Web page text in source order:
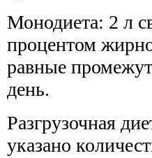
Монодиета: 2 л
процентом
равные
день.
Разгрузочная
указано